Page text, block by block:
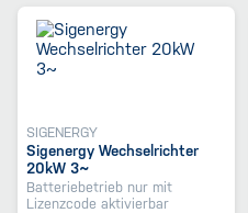
SIGENERGY
Sigenergy Wechselrichter
20kW 3~
Batteriebetrieb nur mit
Lizenzcode aktivierbar